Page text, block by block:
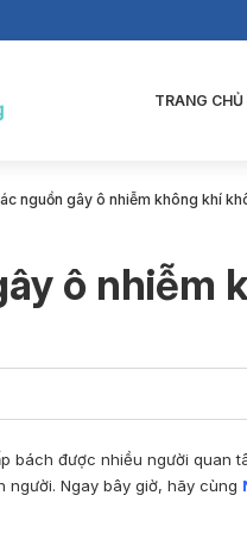
TRANG CHỦ
nguồn gây ô nhiễm không khí
ô nhiễm
bách được nhiều người quan
người. Ngay bây giờ, hãy cùng